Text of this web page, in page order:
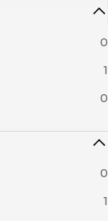
0
1
0
0
1